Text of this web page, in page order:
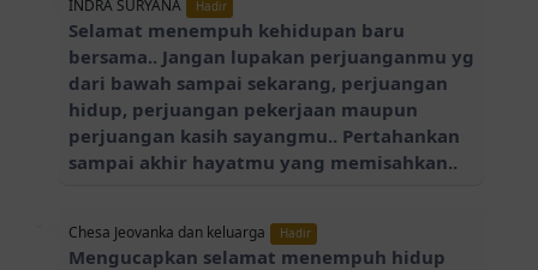
INDRA SURYANA Hadir
Selamat menempuh kehidupan baru
bersama.. Jangan lupakan perjuanganmu yg
dari bawah sampai sekarang, perjuangan
hidup, perjuangan pekerjaan maupun
perjuangan kasih sayangmu.. Pertahankan
sampai akhir hayatmu yang memisahkan..
Chesa Jeovanka dan keluarga Hadir
Mengucapkan selamat menempuh hidup